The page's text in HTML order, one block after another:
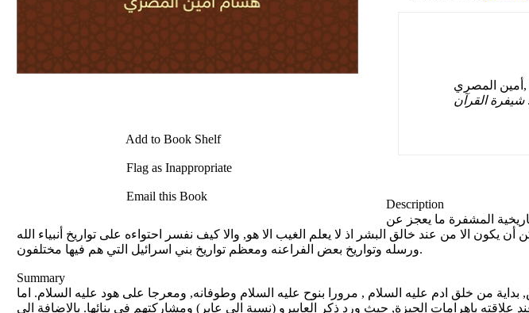
Add to Book Shelf
Flag as Inappropriate
Email this Book
شيفرة القرآن
Description
المشفرة ما يعجز عن
يكون الا من عند خالق البشر اذ لا يعلم الغيب الا هو, والا كيف نفسر احتواءه على تواريخ أنبياء الله
ورسله وتواريخ بعض الفراعنه ومعظم تواريخ بني اسرائيل التي هم فيها مختلفون.
Summary
بداية من خلق ادم عليه السلام , مرورا بنوح عليه السلام وطوفانه, ومعرجا على هود عليه السلام. اما
علاقته باهرامات الجيزة, حيث ورد ذكر العابيرو (نسبة الى عابر) ومشاركتهم في بنائها. بالاضافة الى